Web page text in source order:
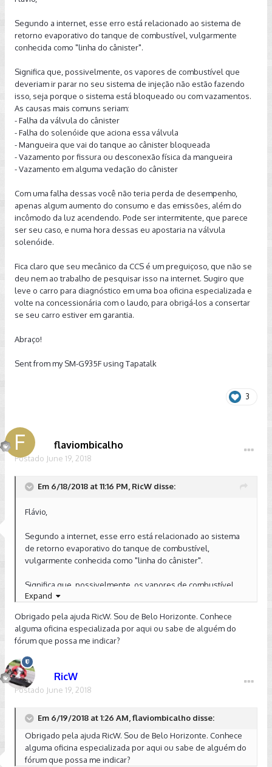
Segundo a internet, esse erro está relacionado ao sistema de
retorno evaporativo do tanque de combustível, vulgarmente
conhecida como "linha do cânister".
Significa que, possivelmente, os vapores de combustível que
deveriam ir parar no seu sistema de injeção não estão fazendo
isso, seja porque o sistema está bloqueado ou com vazamentos.
As causas mais comuns seriam:
- Falha da válvula do cânister
- Falha do solenóide que aciona essa válvula
- Mangueira que vai do tanque ao cânister bloqueada
- Vazamento por fissura ou desconexão física da mangueira
- Vazamento em alguma vedação do cânister
Com uma falha dessas você não teria perda de desempenho,
apenas algum aumento do consumo e das emissões, além do
incômodo da luz acendendo. Pode ser intermitente, que parece
ser seu caso, e numa hora dessas eu apostaria na válvula
solenóide.
Fica claro que seu mecânico da CCS é um preguiçoso, que não se
deu nem ao trabalho de pesquisar isso na internet. Sugiro que
leve o carro para diagnóstico em uma boa oficina especializada e
volte na concessionária com o laudo, para obrigá-los a consertar
se seu carro estiver em garantia.
Abraço!
Sent from my SM-G935F using Tapatalk
3
flaviombicalho
Postado June 19, 2018
Em 6/18/2018 at 11:16 PM, RicW disse:
Flávio,
Segundo a internet, esse erro está relacionado ao sistema
de retorno evaporativo do tanque de combustível,
vulgarmente conhecida como "linha do cânister".
Significa que, possivelmente, os vapores de combustível
que deveriam ir parar no seu sistema de injeção não estão
vazamentos. As causas mais comuns seriam:
- Falha da válvula do cânister
- Falha do solenóide que aciona essa válvula
- Mangueira que vai do tanque ao cânister bloqueada
- Vazamento por fissura ou desconexão física da mangueira
- Vazamento em alguma vedação do cânister
apenas algum aumento do consumo e das emissões, além
do incômodo da luz acendendo. Pode ser intermitente, que
parece ser seu caso, e numa hora dessas eu apostaria na
válvula solenóide.
Expand
Obrigado pela ajuda RicW. Sou de Belo Horizonte. Conhece
alguma oficina especializada por aqui ou sabe de alguém do
fórum que possa me indicar?
RicW
Postado June 19, 2018
Em 6/19/2018 at 1:26 AM, flaviombicalho disse:
Obrigado pela ajuda RicW. Sou de Belo Horizonte. Conhece
alguma oficina especializada por aqui ou sabe de alguém do
fórum que possa me indicar?